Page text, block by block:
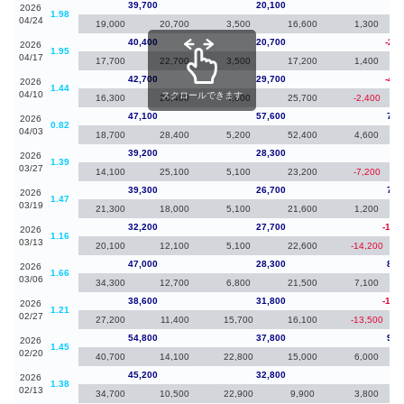
2026
04/24
1.98
39,700 20,100
19,000
20,700 3,500 16,600 1,300
2026
04/17
1.95
40,400 20,700
-
17,700
22,700 3,500 17,200 1,400
2026
04/10
1.44
42,700 29,700
-
16,300
26,400 4,000 25,700 -2,400
2026
04/03
0.82
47,100 57,600
18,700
28,400 5,200 52,400 4,600
2026
03/27
1.39
39,200 28,300
14,100
25,100 5,100 23,200 -7,200
2026
03/19
1.47
39,300 26,700
21,300
18,000 5,100 21,600 1,200
2026
03/13
1.16
32,200 27,700
-
20,100
12,100 5,100 22,600 -14,200
2026
03/06
1.66
47,000 28,300
34,300
12,700 6,800 21,500 7,100
2026
02/27
1.21
38,600 31,800
-
27,200
11,400 15,700 16,100 -13,500
2026
02/20
1.45
54,800 37,800
40,700
14,100 22,800 15,000 6,000
2026
02/13
1.38
45,200 32,800
34,700
10,500 22,900 9,900 3,800
スクロールできます